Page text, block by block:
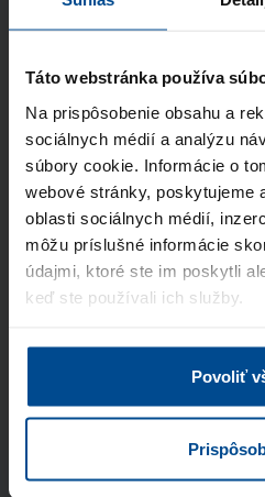
Táto webstránka používa
Na prispôsobenie obsahu a
sociálnych médií a analýzu
súbory cookie. Informácie o
webové stránky, poskytujeme
oblasti sociálnych médií,
môžu príslušné informácie
údajmi, ktoré ste im poskytli
keď ste používali ich služby.
Povoliť
Meno a priezvisko
E-mail
Telefón
Názov spoločnosti
Odkiaľ ste sa nás dozvedeli?
Súhlasím so
a vyhlasujem, že som